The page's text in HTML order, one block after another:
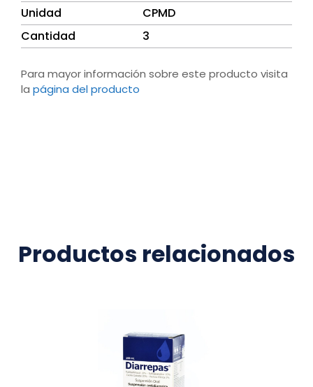
Unidad
CPMD
Cantidad
3
Para mayor información sobre este producto visita
la página del producto
Productos relacionados